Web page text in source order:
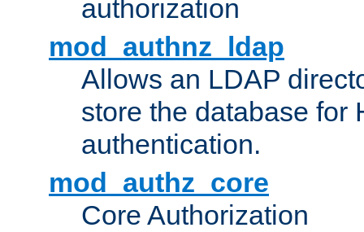
authorization
mod_authnz_ldap
Allows an LDAP
store the database for
authentication.
mod_authz_core
Core Authorization